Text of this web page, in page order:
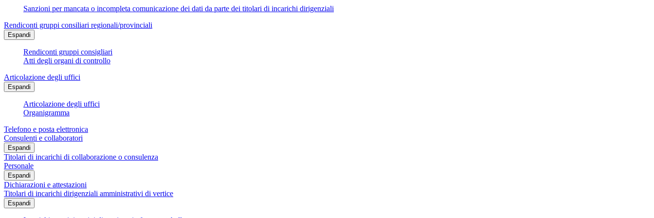
Sanzioni per mancata o incompleta comunicazione dei dati da parte dei titolari di incarichi dirigenziali
Rendiconti gruppi consiliari regionali/provinciali
Espandi
Rendiconti gruppi consigliari
Atti degli organi di controllo
Articolazione degli uffici
Espandi
Articolazione degli uffici
Organigramma
Telefono e posta elettronica
Consulenti e collaboratori
Espandi
Titolari di incarichi di collaborazione o consulenza
Personale
Espandi
Dichiarazioni e attestazioni
Titolari di incarichi dirigenziali amministrativi di vertice
Espandi